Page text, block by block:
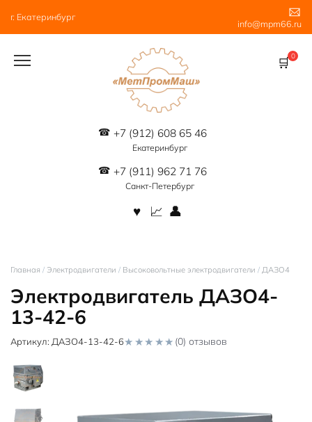
содержанию
г. Екатеринбург
info@mpm66.ru
+7 (912) 608 65 46
Екатеринбург
+7 (911) 962 71 76
Санкт-Петербург
0
Главная / Электродвигатели / Высоковольтные электродвигатели / ДАЗО4
Электродвигатель ДАЗО4-
13-42-6
Артикул: ДАЗО4-13-42-6
f
(0) отзывов